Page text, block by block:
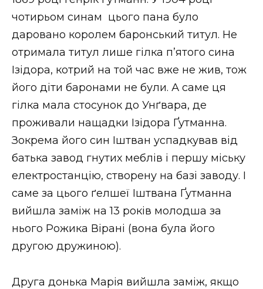
чотирьом синам цього пана було
даровано королем баронський титул. Не
отримала титул лише гілка п’ятого сина
Ізідора, котрий на той час вже не жив, тож
його діти баронами не були. А саме ця
гілка мала стосунок до Унґвара, де
проживали нащадки Ізідора Ґутманна.
Зокрема його син Іштван успадкував від
батька завод гнутих меблів і першу міську
електростанцію, створену на базі заводу. І
саме за цього ґелшеї Іштвана Ґутманна
вийшла заміж на 13 років молодша за
нього Рожика Вірані (вона була його
другою дружиною).
Друга донька Марія вийшла заміж, якщо